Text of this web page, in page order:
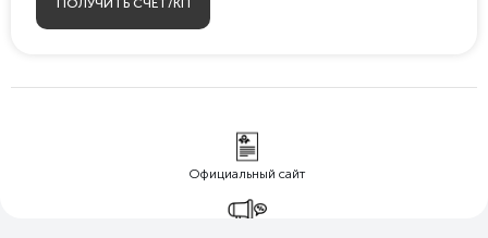
ПОЛУЧИТЬ СЧЕТ/КП
Официальный сайт